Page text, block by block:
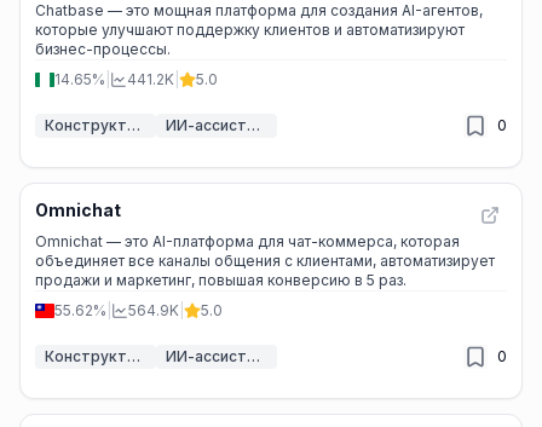
Chatbase — это мощная платформа для создания AI-агентов,
которые улучшают поддержку клиентов и автоматизируют
бизнес-процессы.
14.65%
441.2K 5.0
Конструкторы чат-ботов с ИИ ИИ-ассистент обслуживания клиентов 0
Omnichat
Omnichat — это AI-платформа для чат-коммерса, которая
объединяет все каналы общения с клиентами, автоматизирует
продажи и маркетинг, повышая конверсию в 5 раз.
55.62%
564.9K 5.0
Конструкторы чат-ботов с ИИ ИИ-ассистент обслуживания клиентов 0